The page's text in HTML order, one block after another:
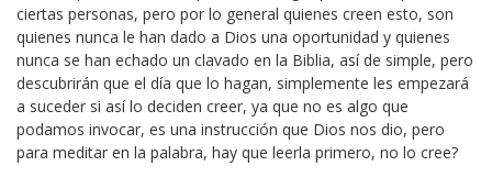
ciertas personas, pero por lo general quienes creen esto, son
quienes nunca le han dado a Dios una oportunidad y quienes
nunca se han echado un clavado en la Biblia, así de simple, pero
descubrirán que el día que lo hagan, simplemente les empezará
a suceder si así lo deciden creer, ya que no es algo que
podamos invocar, es una instrucción que Dios nos dio, pero
para meditar en la palabra, hay que leerla primero, no lo cree?